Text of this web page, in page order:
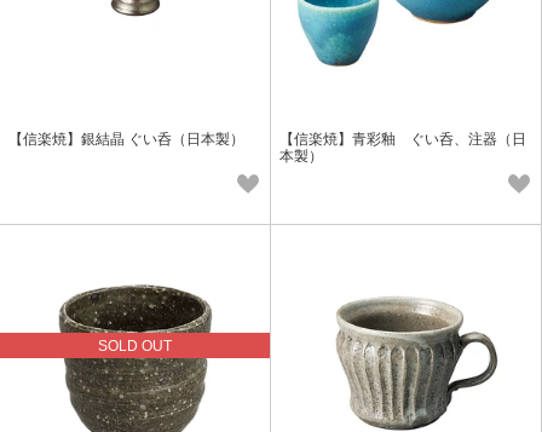
【信楽焼】銀結晶 ぐい呑（日本製）
【信楽焼】青彩釉 ぐい呑、注器（日
本製）
SOLD OUT